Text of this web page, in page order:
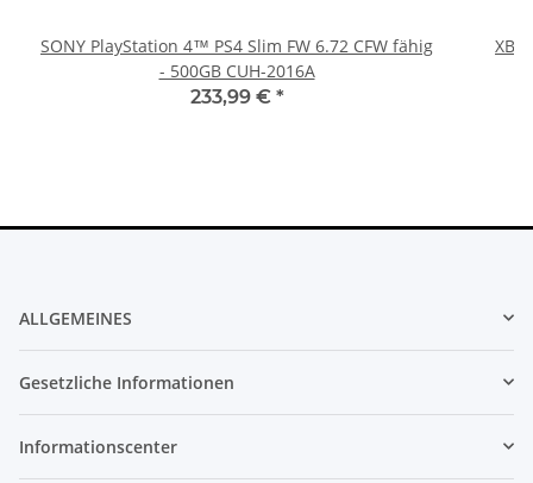
SONY PlayStation 4™ PS4 Slim FW 6.72 CFW fähig
- 500GB CUH-2016A
233,99 € *
ALLGEMEINES
Gesetzliche Informationen
Informationscenter